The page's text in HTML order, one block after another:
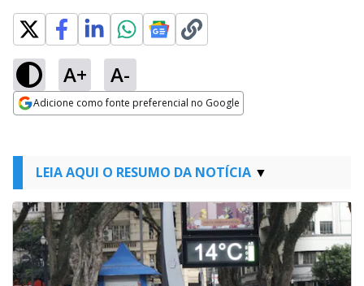
A+ A-
Adicione como fonte preferencial no Google
LEIA AQUI O RESUMO DA NOTÍCIA